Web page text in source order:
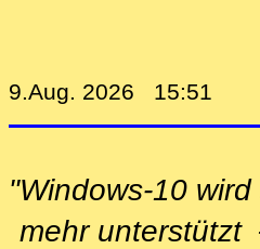
9.Aug. 2026 15:51
"Windows-10
mehr